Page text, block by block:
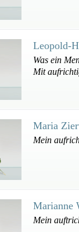
Leopold-
Was ein
Mit
Maria
Mein
Marianne
Mein